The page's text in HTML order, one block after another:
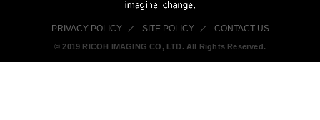
PRIVACY POLICY SITE POLICY CONTACT US
© 2019 RICOH IMAGING CO, LTD. All Rights Reserved.